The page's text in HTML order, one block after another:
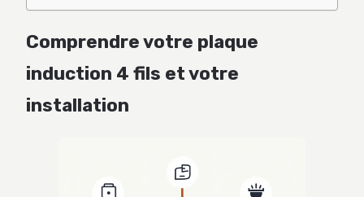
Comprendre votre plaque
induction 4 fils et votre
installation